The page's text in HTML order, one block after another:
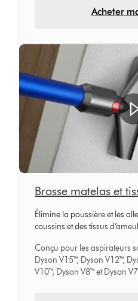
Acheter
Brosse matelas et
Élimine la poussière et les
coussins et des tissus
Conçu pour les aspirateurs
Dyson V15™, Dyson V12™,
V10™, Dyson V8™ et Dyson